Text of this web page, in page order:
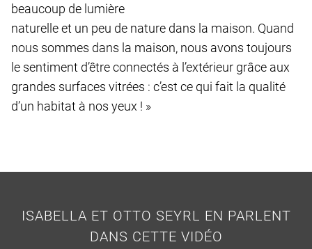
beaucoup de lumière
naturelle et un peu de nature dans la maison. Quand
nous sommes dans la maison, nous avons toujours
le sentiment d’être connectés à l’extérieur grâce aux
grandes surfaces vitrées : c’est ce qui fait la qualité
d’un habitat à nos yeux ! »
ISABELLA ET OTTO SEYRL EN PARLENT
DANS CETTE VIDÉO